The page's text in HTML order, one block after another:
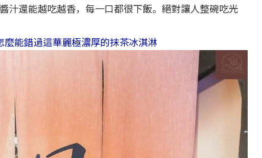
汁還能越吃越香，每一口都很下飯。絕對讓人整碗吃光
能錯過這華麗極濃厚的抹茶冰淇淋